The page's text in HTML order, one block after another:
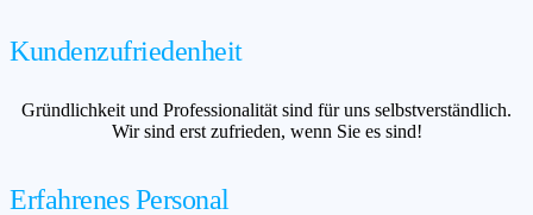
Kundenzufriedenheit
Gründlichkeit und Professionalität sind für uns selbstverständlich.
Wir sind erst zufrieden, wenn Sie es sind!
Erfahrenes Personal